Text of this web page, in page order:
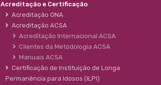
Acreditação e Certificação
Acreditação ONA
Acreditação ACSA
Acreditação Internacional ACSA
Clientes da Metodologia ACSA
Manuais ACSA
Certificação de Instituição de Longa
Permanência para Idosos (ILPI)